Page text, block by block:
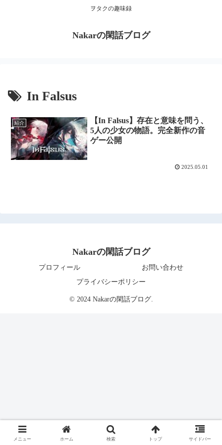
ヲタクの趣味録
Nakarの閑話ブログ
In Falsus
紹介
【In Falsus】存在と意味を問う、
5人の少女の物語。完全新作の音
ゲー公開
2025.05.01
Nakarの閑話ブログ
プロフィール
お問い合わせ
プライバシーポリシー
© 2024 Nakarの閑話ブログ.
メニュー ホーム 検索 トップ サイドバー